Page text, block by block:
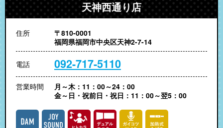
天神西通り店
住所
〒810-0001
福岡県福岡市中央区天神2-7-14
電話 092-717-5110
営業時間
月～木：11：00～24：00
金～日・祝前日・祝日：11：00～翌5：00